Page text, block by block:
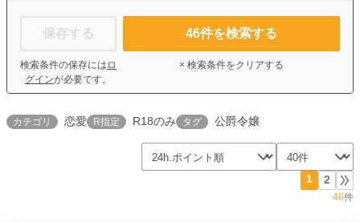
保存する
検索条件の保存には ロ
グインが必要です。
46件を検索する
× 検索条件をクリアする
カテゴリ 恋愛 R指定 R18のみ タグ 公爵令嬢
1 2
46件